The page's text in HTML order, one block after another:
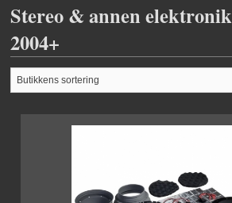
Stereo & annen
2004+